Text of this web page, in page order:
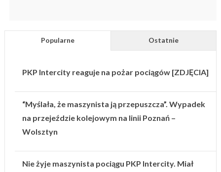
Popularne Ostatnie
PKP Intercity reaguje na pożar pociągów [ZDJĘCIA]
“Myślała, że maszynista ją przepuszcza”. Wypadek
na przejeździe kolejowym na linii Poznań –
Wolsztyn
Nie żyje maszynista pociągu PKP Intercity. Miał